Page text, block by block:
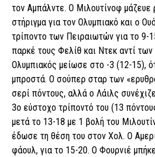
τον Αμπάλντε. Ο Μιλουτίνοφ μάζευε
στήριγμα για τον Ολυμπιακό και ο
τρίποντο των Πειραιωτών για το 9-
παρκέ τους Φελίθ και Ντεκ αντί
Ολυμπιακός μείωσε στο -3 (12-15),
μπροστά. Ο σούπερ σταρ των
σερί πόντους, αλλά ο Λάιλς
3ο εύστοχο τρίποντό του (13
μετά το 13-18 με 1 βολή του
έδωσε τη θέση του στον Χολ. Ο
φάουλ, για το 15-20. Ο Φουρνιέ